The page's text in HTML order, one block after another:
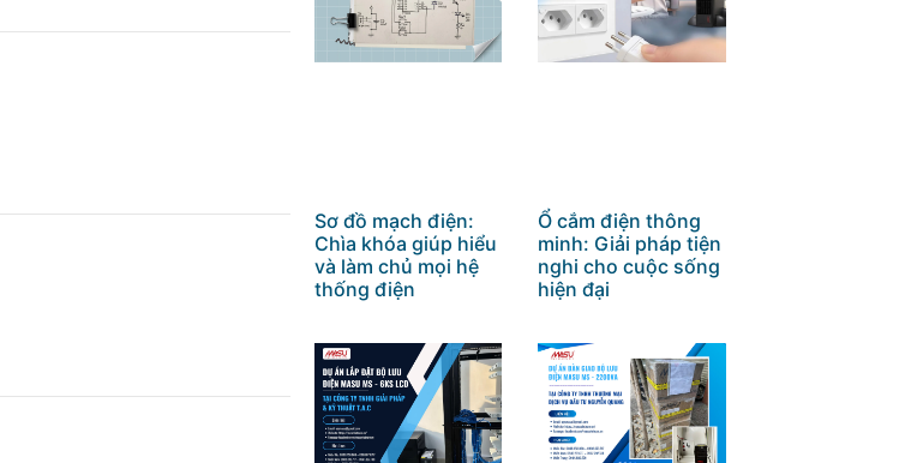
Sơ đồ mạch điện:
Chìa khóa giúp hiểu
và làm chủ mọi hệ
thống điện
Ổ cắm điện thông
minh: Giải pháp tiện
nghi cho cuộc sống
hiện đại